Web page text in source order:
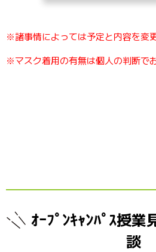
※諸事情によっては予定と内容を変
※マスク着用の有無は個人の判断で
ｵｰﾌﾟﾝｷｬﾝﾊﾟｽ授業
談